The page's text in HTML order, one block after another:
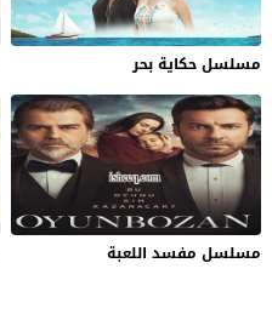
مسلسل حكاية بحر
مسلسل مفسد اللعبة